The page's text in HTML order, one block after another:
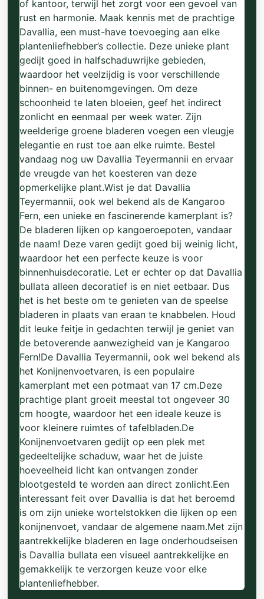
of kantoor, terwijl het zorgt voor een gevoel van
rust en harmonie. Maak kennis met de prachtige
Davallia, een must-have toevoeging aan elke
plantenliefhebber’s collectie. Deze unieke plant
gedijt goed in halfschaduwrijke gebieden,
waardoor het veelzijdig is voor verschillende
binnen- en buitenomgevingen. Om deze
schoonheid te laten bloeien, geef het indirect
zonlicht en eenmaal per week water. Zijn
weelderige groene bladeren voegen een vleugje
elegantie en rust toe aan elke ruimte. Bestel
vandaag nog uw Davallia Teyermannii en ervaar
de vreugde van het koesteren van deze
opmerkelijke plant.Wist je dat Davallia
Teyermannii, ook wel bekend als de Kangaroo
Fern, een unieke en fascinerende kamerplant is?
De bladeren lijken op kangoeroepoten, vandaar
de naam! Deze varen gedijt goed bij weinig licht,
waardoor het een perfecte keuze is voor
binnenhuisdecoratie. Let er echter op dat Davallia
bullata alleen decoratief is en niet eetbaar. Dus
het is het beste om te genieten van de speelse
bladeren in plaats van eraan te knabbelen. Houd
dit leuke feitje in gedachten terwijl je geniet van
de betoverende aanwezigheid van je Kangaroo
Fern!De Davallia Teyermannii, ook wel bekend als
het Konijnenvoetvaren, is een populaire
kamerplant met een potmaat van 17 cm.Deze
prachtige plant groeit meestal tot ongeveer 30
cm hoogte, waardoor het een ideale keuze is
voor kleinere ruimtes of tafelbladen.De
Konijnenvoetvaren gedijt op een plek met
gedeeltelijke schaduw, waar het de juiste
hoeveelheid licht kan ontvangen zonder
blootgesteld te worden aan direct zonlicht.Een
interessant feit over Davallia is dat het beroemd
is om zijn unieke wortelstokken die lijken op een
konijnenvoet, vandaar de algemene naam.Met zijn
aantrekkelijke bladeren en lage onderhoudseisen
is Davallia bullata een visueel aantrekkelijke en
gemakkelijk te verzorgen keuze voor elke
plantenliefhebber.